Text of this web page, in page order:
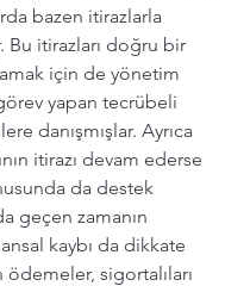
bazen itirazlarla
Bu itirazları doğru bir
için de yönetim
yapan tecrübeli
danışmışlar. Ayrıca
itirazı devam ederse
da destek
geçen zamanın
kaybı da dikkate
ödemeler, sigortalıları